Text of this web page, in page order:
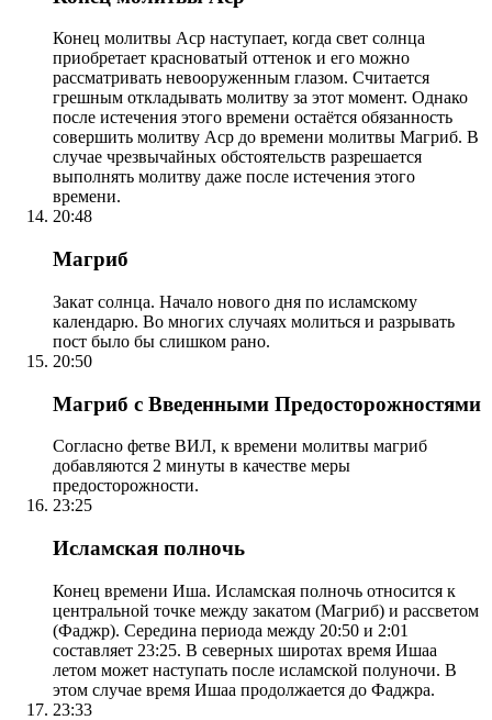
Конец молитвы Аср наступает, когда свет солнца
приобретает красноватый оттенок и его можно
рассматривать невооруженным глазом. Считается
грешным откладывать молитву за этот момент. Однако
после истечения этого времени остаётся обязанность
совершить молитву Аср до времени молитвы Магриб. В
случае чрезвычайных обстоятельств разрешается
выполнять молитву даже после истечения этого
времени.
20:48
Магриб
Закат солнца. Начало нового дня по исламскому
календарю. Во многих случаях молиться и разрывать
пост было бы слишком рано.
20:50
Магриб с Введенными Предосторожностями
Согласно фетве ВИЛ, к времени молитвы магриб
добавляются 2 минуты в качестве меры
предосторожности.
23:25
Исламская полночь
Конец времени Иша. Исламская полночь относится к
центральной точке между закатом (Магриб) и рассветом
(Фаджр). Середина периода между 20:50 и 2:01
составляет 23:25. В северных широтах время Ишаа
летом может наступать после исламской полуночи. В
этом случае время Ишаа продолжается до Фаджра.
23:33